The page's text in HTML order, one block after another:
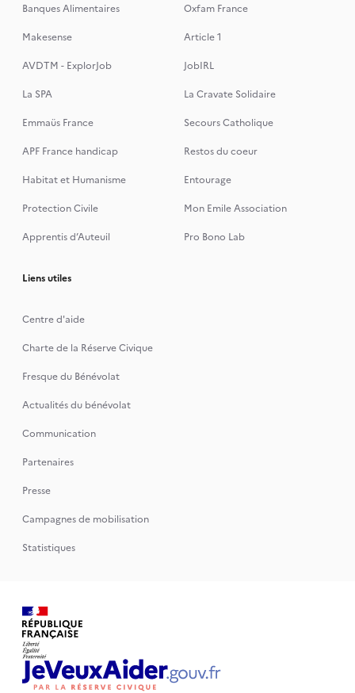
Banques Alimentaires
Oxfam France
Makesense
Article 1
AVDTM - ExplorJob
JobIRL
La SPA
La Cravate Solidaire
Emmaüs France
Secours Catholique
APF France handicap
Restos du coeur
Habitat et Humanisme
Entourage
Protection Civile
Mon Emile Association
Apprentis d’Auteuil
Pro Bono Lab
Liens utiles
Centre d'aide
Charte de la Réserve Civique
Fresque du Bénévolat
Actualités du bénévolat
Communication
Partenaires
Presse
Campagnes de mobilisation
Statistiques